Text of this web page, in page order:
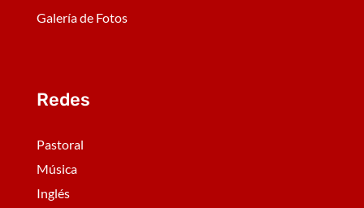
Galería de Fotos
Redes
Pastoral
Música
Inglés